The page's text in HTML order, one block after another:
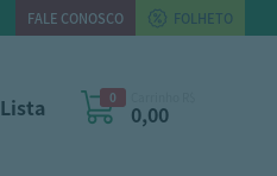
FALE CONOSCO FOLHETO
Lista 0
0,00